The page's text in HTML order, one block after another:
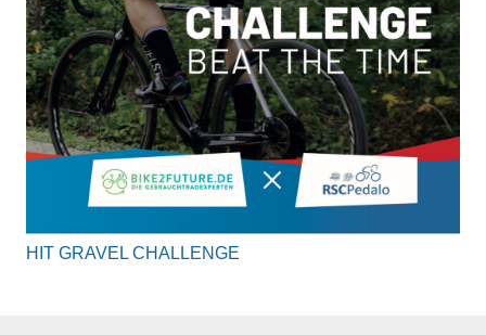
HIT GRAVEL CHALLENGE